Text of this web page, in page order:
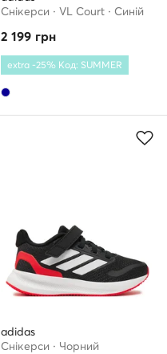
Снікерcи · VL Court · Cиній
2 199 грн
extra -25% Код: SUMMER
adidas
Снікерcи · Чорний